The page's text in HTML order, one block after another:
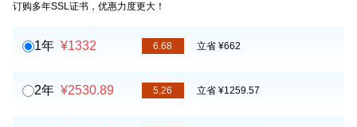
订购多年SSL证书，优惠力度更大！
1年 ¥1332 6.68 立省 ¥662
2年 ¥2530.89 5.26 立省 ¥1259.57